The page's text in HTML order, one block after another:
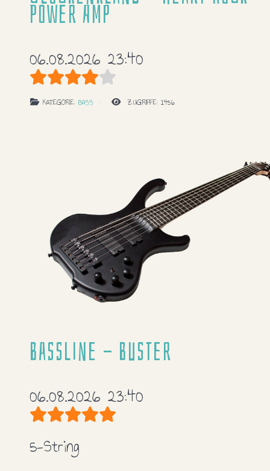
Power Amp
06.08.2026 23:40
Bewertung: 4/
KATEGORIE: BASS ZUGRIFFE: 1456
Bassline - Buster
06.08.2026 23:40
Bewertung: 5/
5-String